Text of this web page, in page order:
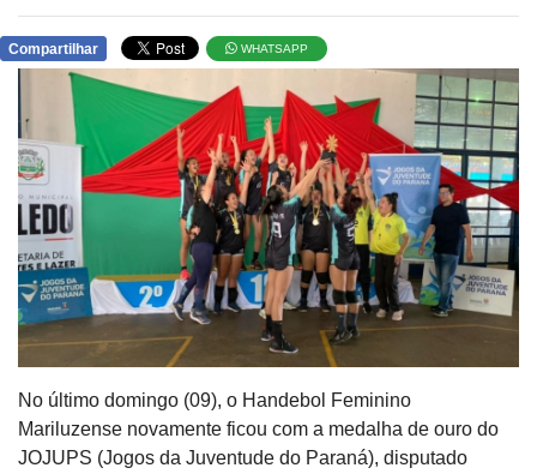
Compartilhar WHATSAPP
No último domingo (09), o Handebol Feminino
Mariluzense novamente ficou com a medalha de ouro do
JOJUPS (Jogos da Juventude do Paraná), disputado